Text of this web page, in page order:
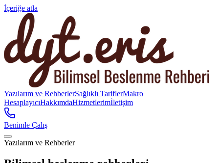
İçeriğe atla
Yazılarım ve RehberlerSağlıklı TariflerMakro
HesaplayıcıHakkımdaHizmetlerimİletişim
Benimle Çalış
Yazılarım ve Rehberler